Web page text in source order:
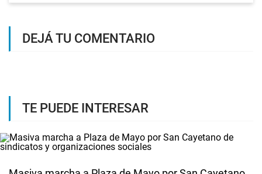
DEJÁ TU COMENTARIO
TE PUEDE INTERESAR